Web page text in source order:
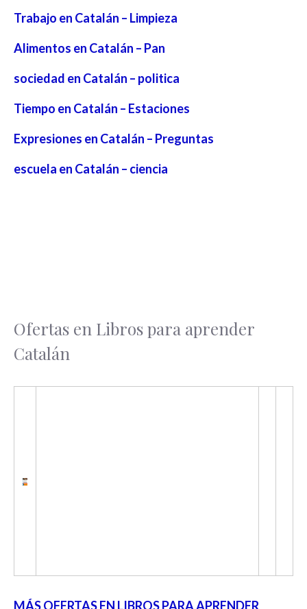
Trabajo en Catalán – Limpieza
Alimentos en Catalán – Pan
sociedad en Catalán – politica
Tiempo en Catalán – Estaciones
Expresiones en Catalán – Preguntas
escuela en Catalán – ciencia
Ofertas en Libros para aprender
Catalán
MÁS OFERTAS EN LIBROS PARA APRENDER